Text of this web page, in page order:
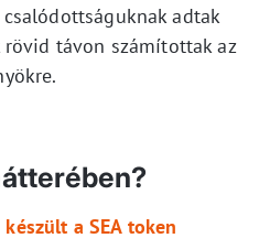
adtak
távon számítottak az
a SEA token